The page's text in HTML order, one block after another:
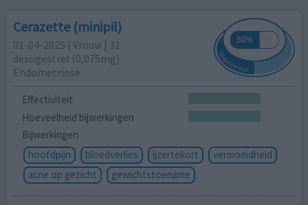
Cerazette (minipil)
01-04-2025 | Vrouw | 31
desogestrel (0,075mg)
Endometriose
Effectiviteit
Hoeveelheid bijwerkingen
Bijwerkingen
hoofdpijn
bloedverlies ijzertekort
vermoeidheid
acne op gezicht
gewichtstoename